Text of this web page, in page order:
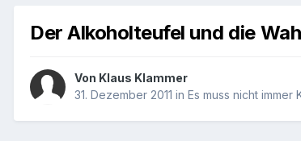
Der Alkoholteufel und die
Von Klaus Klammer
31. Dezember 2011 in Es muss nicht immer